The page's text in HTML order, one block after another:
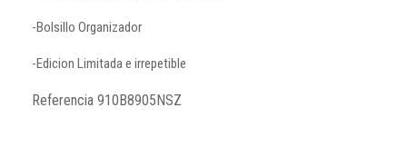
-Bolsillo Organizador
-Edicion Limitada e irrepetible
Referencia 910B8905NSZ